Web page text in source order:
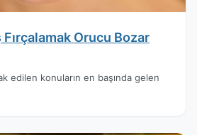
Orucu Bozar
edilen konuların en başında gelen